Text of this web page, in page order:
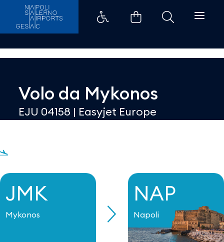
Dettaglio - Aeroporti di Napoli
Volo da Mykonos
EJU 04158 | Easyjet Europe
JMK
Mykonos
NAP
Napoli